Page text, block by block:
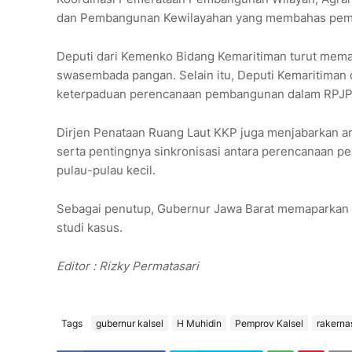
dan Pembangunan Kewilayahan yang membahas
Deputi dari Kemenko Bidang Kemaritiman turut
swasembada pangan. Selain itu, Deputi
keterpaduan perencanaan pembangunan dalam
Dirjen Penataan Ruang Laut KKP juga menjabarkan
serta pentingnya sinkronisasi antara perencanaan
pulau-pulau kecil.
Sebagai penutup, Gubernur Jawa Barat
studi kasus.
Editor : Rizky Permatasari
Tags gubernur kalsel H Muhidin Pemprov Kalsel